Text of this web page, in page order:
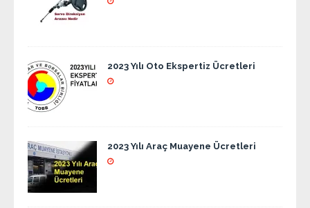
2023 Yılı Oto Ekspertiz Ücretleri
2023 Yılı Araç Muayene Ücretleri